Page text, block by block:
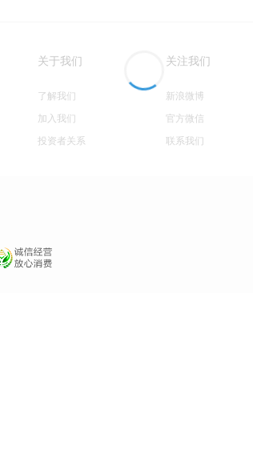
关于我们
了解我们
加入我们
投资者关系
关注我们
新浪微博
官方微信
联系我们